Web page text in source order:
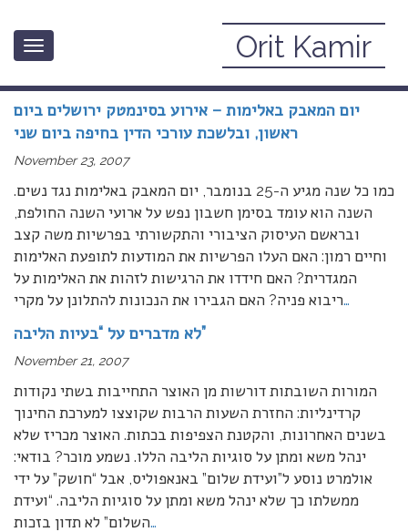
Toggle
Orit Kamir
יום המאבק באלימות – אירוע בסינמטק ירושלים ביום
ראשון, ובלשכת עורכי הדין בחיפה ביום שני
November 23, 2007
כמו כל שנה מגיע ה-25 בנומבר, יום המאבק באלימות נגד נשים.
השנה הוא עומד בסימן חשבון נפש על ארועי השנה החולפת,
ובראשם העיסוק הציבורי והתקשורתי בפרשיות משה קצב
וחיים רמון: האם העלו הפרשיות את המודעות לתופעת האלימות
המגדרית? האם חידדו את הרגישות לזהות את האלימות על
ריבוא פניה? האם הגבירו את הנכונות להתלונן על מקרי…
לא מדברים על “בעיות הליבה”
November 21, 2007
המורות השובתות דורשות מן האוצר התחייבות בשתי נקודות
קרדינליות: החזרת השעות הרבות שקוצצו למערכת החינוך
בשנים האחרונות, והקטנת הצפיפות בכתות. האוצר מכריז שלא
ינהל משא ומתן על סוגיות הליבה הללו. נשמע מוכר? בודאי:
אולמרט נוסע ל”ועידת שלום” באנאפוליס, אבל “חושק” על ידי
ממשלתו כך שלא ינהל משא ומתן על סוגיות הליבה. “ועידת
השלום” לא תדון בזכות…